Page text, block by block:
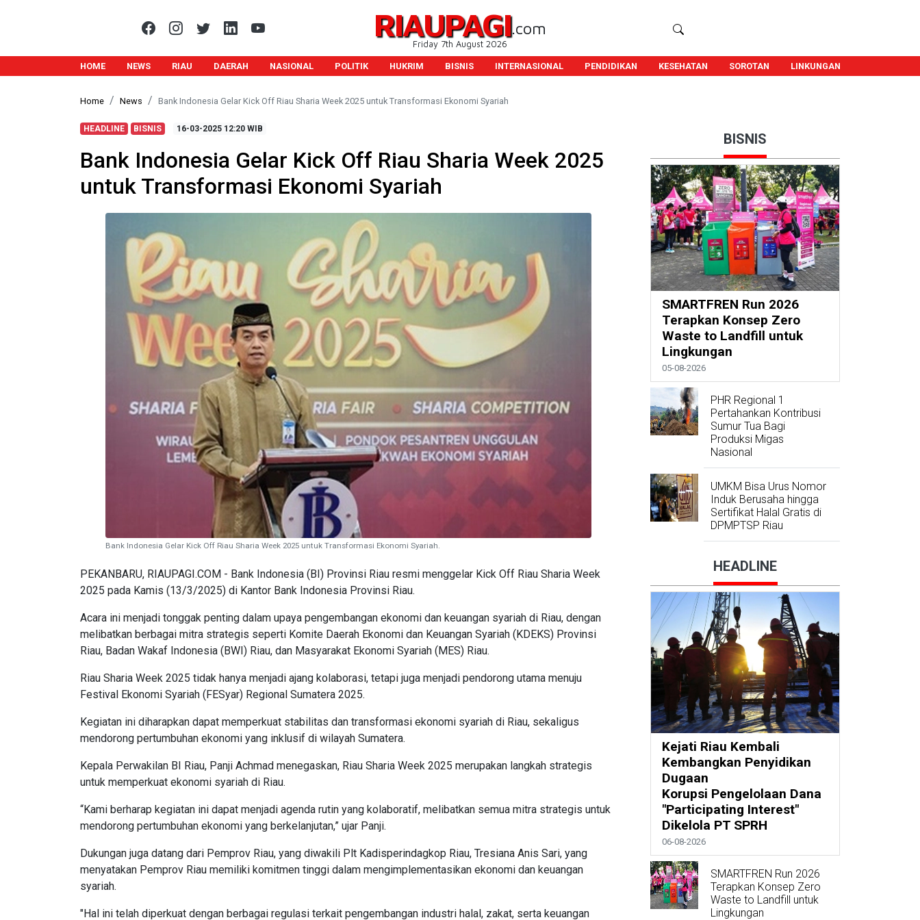
RIAUPAGI.com
Friday 7th August 2026
HOME NEWS RIAU DAERAH NASIONAL POLITIK HUKRIM BISNIS INTERNASIONAL PENDIDIKAN KESEHATAN SOROTAN LINKUNGAN
Home News Bank Indonesia Gelar Kick Off Riau Sharia Week 2025 untuk Transformasi Ekonomi Syariah
HEADLINE BISNIS 16-03-202512:20 WIB
Bank Indonesia Gelar Kick Off Riau Sharia Week 2025
untuk Transformasi Ekonomi Syariah
Bank Indonesia Gelar Kick Off Riau Sharia Week 2025 untuk Transformasi Ekonomi Syariah.
PEKANBARU, RIAUPAGI.COM - Bank Indonesia (BI) Provinsi Riau resmi menggelar Kick Off Riau Sharia Week
2025 pada Kamis (13/3/2025) di Kantor Bank Indonesia Provinsi Riau.
Acara ini menjadi tonggak penting dalam upaya pengembangan ekonomi dan keuangan syariah di Riau, dengan
melibatkan berbagai mitra strategis seperti Komite Daerah Ekonomi dan Keuangan Syariah (KDEKS) Provinsi
Riau, Badan Wakaf Indonesia (BWI) Riau, dan Masyarakat Ekonomi Syariah (MES) Riau.
Riau Sharia Week 2025 tidak hanya menjadi ajang kolaborasi, tetapi juga menjadi pendorong utama menuju
Festival Ekonomi Syariah (FESyar) Regional Sumatera 2025.
Kegiatan ini diharapkan dapat memperkuat stabilitas dan transformasi ekonomi syariah di Riau, sekaligus
mendorong pertumbuhan ekonomi yang inklusif di wilayah Sumatera.
Kepala Perwakilan BI Riau, Panji Achmad menegaskan, Riau Sharia Week 2025 merupakan langkah strategis
untuk memperkuat ekonomi syariah di Riau.
“Kami berharap kegiatan ini dapat menjadi agenda rutin yang kolaboratif, melibatkan semua mitra strategis untuk
mendorong pertumbuhan ekonomi yang berkelanjutan,” ujar Panji.
Dukungan juga datang dari Pemprov Riau, yang diwakili Plt Kadisperindagkop Riau, Tresiana Anis Sari, yang
menyatakan Pemprov Riau memiliki komitmen tinggi dalam mengimplementasikan ekonomi dan keuangan
syariah.
"Hal ini telah diperkuat dengan berbagai regulasi terkait pengembangan industri halal, zakat, serta keuangan
BISNIS
SMARTFREN Run 2026
Terapkan Konsep Zero
Waste to Landfill untuk
Lingkungan
05-08-2026
PHR Regional 1
Pertahankan Kontribusi
Sumur Tua Bagi
Produksi Migas
Nasional
UMKM Bisa Urus Nomor
Induk Berusaha hingga
Sertifikat Halal Gratis di
DPMPTSP Riau
HEADLINE
Kejati Riau Kembali
Kembangkan Penyidikan
Dugaan
Korupsi Pengelolaan Dana
"Participating Interest"
Dikelola PT SPRH
06-08-2026
SMARTFREN Run 2026
Terapkan Konsep Zero
Waste to Landfill untuk
Lingkungan